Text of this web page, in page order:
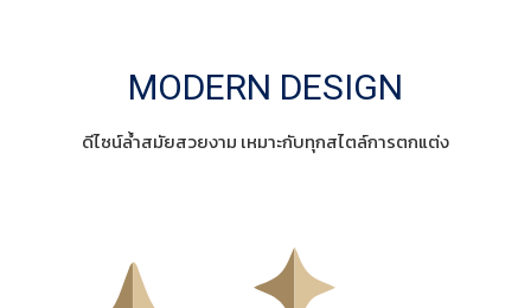
MODERN DESIGN
ดีไซน์ล้ำสมัยสวยงาม เหมาะกับทุกสไตล์การตกแต่ง